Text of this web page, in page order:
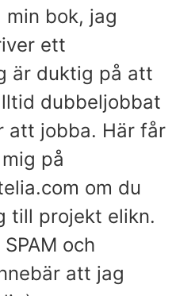
bok, jag
ett
är duktig på att
dubbeljobbat
att jobba. Här får
på
om du
till projekt elikn.
och
att jag